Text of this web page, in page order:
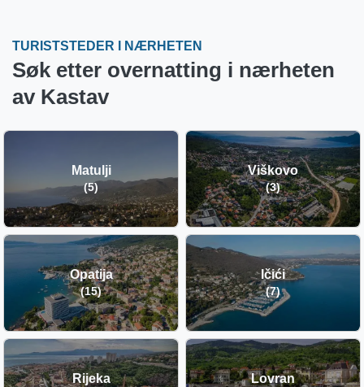
TURISTSTEDER I NÆRHETEN
Søk etter overnatting i nærheten
av Kastav
Matulji
(5)
Viškovo
(3)
Opatija
(15)
Ičići
(7)
Rijeka Lovran